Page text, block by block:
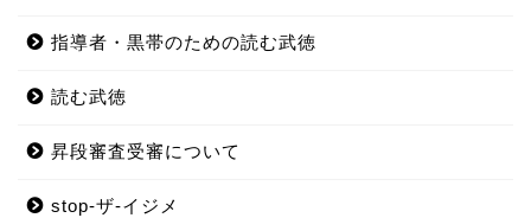
指導者・黒帯のための読む武徳
読む武徳
昇段審査受審について
stop-ザ-イジメ